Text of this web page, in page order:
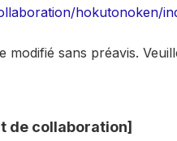
hokutonoken/
modifié sans préavis.
de collaboration]